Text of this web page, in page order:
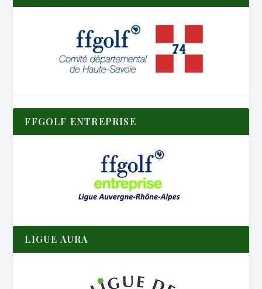
FFGOLF ENTREPRISE
LIGUE AURA